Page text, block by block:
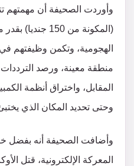
وأوردت الصحيفة أن مهمتهم
(المكونة من 150
الهجومية، وتكمن وظيفتهم
منطقة معينة، ورصد
المقابل، واختراق أنظمة
وحتى تحديد المكان الذي
وأضافت الصحيفة أنه بفضل
المعركة الإلكترونية، قتل